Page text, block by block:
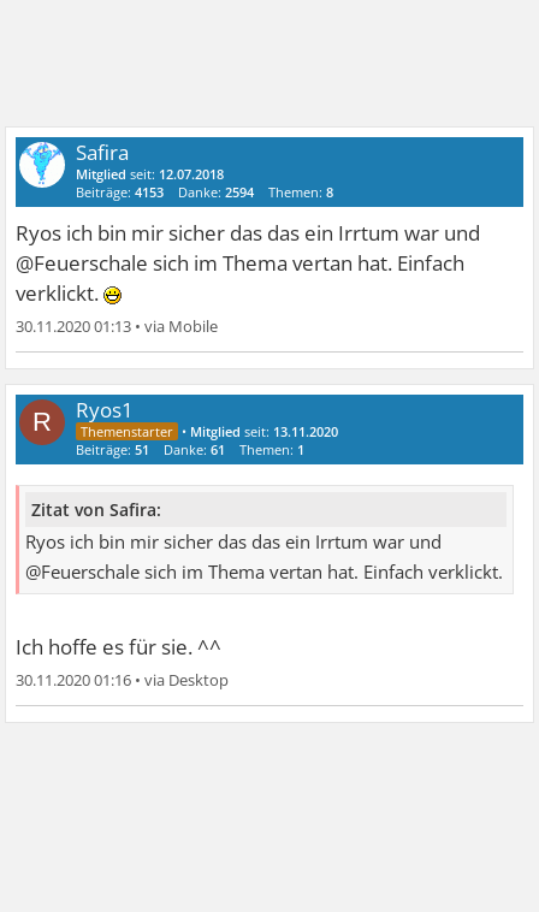
Safira
Mitglied seit: 12.07.2018
Beiträge:4153 Danke:2594 Themen:8
Ryos ich bin mir sicher das das ein Irrtum war und
@Feuerschale sich im Thema vertan hat. Einfach
verklickt.
30.11.2020 01:13 •
R Ryos1
• Mitglied seit: 13.11.2020
Beiträge:51 Danke:61 Themen: 1
Zitat von Safira:
Ryos ich bin mir sicher das das ein Irrtum war und
@Feuerschale sich im Thema vertan hat. Einfach verklickt.
Ich hoffe es für sie. ^^
30.11.2020 01:16 •